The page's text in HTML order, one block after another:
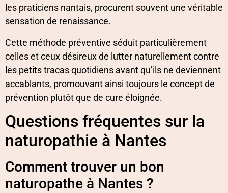
les praticiens nantais, procurent souvent une véritable
sensation de renaissance.
Cette méthode préventive séduit particulièrement
celles et ceux désireux de lutter naturellement contre
les petits tracas quotidiens avant qu’ils ne deviennent
accablants, promouvant ainsi toujours le concept de
prévention plutôt que de cure éloignée.
Questions fréquentes sur la
naturopathie à Nantes
Comment trouver un bon
naturopathe à Nantes ?